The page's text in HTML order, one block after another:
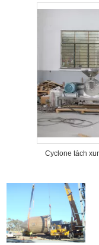
Cyclone tách